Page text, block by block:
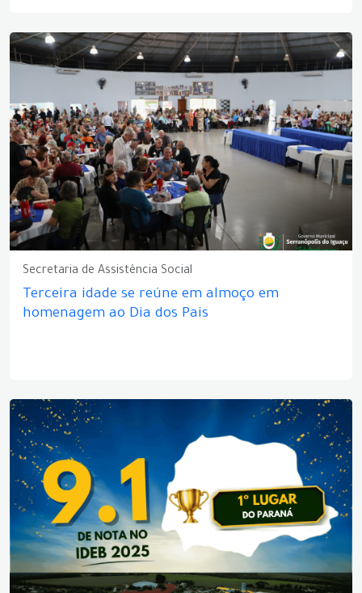
Secretaria de Assistência Social
Terceira idade se reúne em almoço em
homenagem ao Dia dos Pais